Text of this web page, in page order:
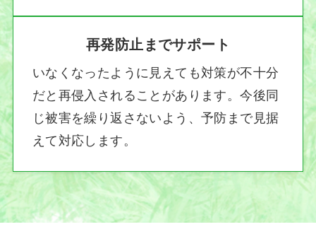
再発防止までサポート
いなくなったように見えても対策が不十分
だと再侵入されることがあります。今後同
じ被害を繰り返さないよう、予防まで見据
えて対応します。